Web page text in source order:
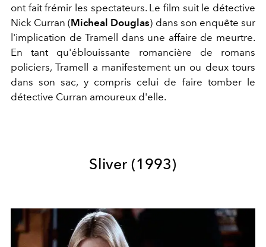
ont fait frémir les spectateurs. Le film suit le détective
Nick Curran (Micheal Douglas) dans son enquête sur
l'implication de Tramell dans une affaire de meurtre.
En tant qu'éblouissante romancière de romans
policiers, Tramell a manifestement un ou deux tours
dans son sac, y compris celui de faire tomber le
détective Curran amoureux d'elle.
Sliver (1993)